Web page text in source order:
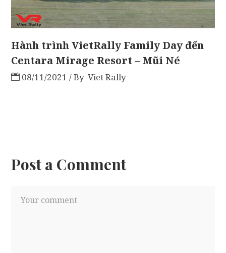
Hành trình VietRally Family Day đến
Centara Mirage Resort – Mũi Né
08/11/2021 By Viet Rally
Post a Comment